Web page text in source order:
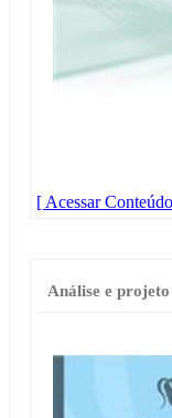
[ Acessar
Análise e projeto